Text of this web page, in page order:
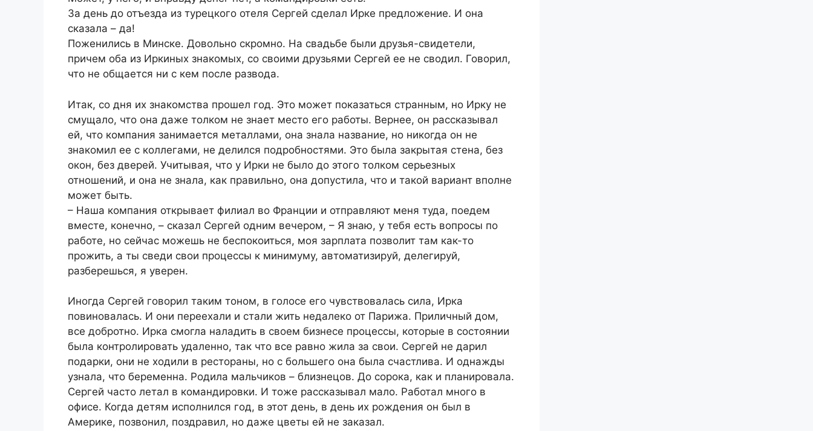
За день до отъезда из турецкого отеля Сергей сделал Ирке предложение. И она
сказала – да!
Поженились в Минске. Довольно скромно. На свадьбе были друзья-свидетели,
причем оба из Иркиных знакомых, со своими друзьями Сергей ее не сводил. Говорил,
что не общается ни с кем после развода.
Итак, со дня их знакомства прошел год. Это может показаться странным, но Ирку не
смущало, что она даже толком не знает место его работы. Вернее, он рассказывал
ей, что компания занимается металлами, она знала название, но никогда он не
знакомил ее с коллегами, не делился подробностями. Это была закрытая стена, без
окон, без дверей. Учитывая, что у Ирки не было до этого толком серьезных
отношений, и она не знала, как правильно, она допустила, что и такой вариант вполне
может быть.
– Наша компания открывает филиал во Франции и отправляют меня туда, поедем
вместе, конечно, – сказал Сергей одним вечером, – Я знаю, у тебя есть вопросы по
работе, но сейчас можешь не беспокоиться, моя зарплата позволит там как-то
прожить, а ты сведи свои процессы к минимуму, автоматизируй, делегируй,
разберешься, я уверен.
Иногда Сергей говорил таким тоном, в голосе его чувствовалась сила, Ирка
повиновалась. И они переехали и стали жить недалеко от Парижа. Приличный дом,
все добротно. Ирка смогла наладить в своем бизнесе процессы, которые в состоянии
была контролировать удаленно, так что все равно жила за свои. Сергей не дарил
подарки, они не ходили в рестораны, но с большего она была счастлива. И однажды
узнала, что беременна. Родила мальчиков – близнецов. До сорока, как и планировала.
Сергей часто летал в командировки. И тоже рассказывал мало. Работал много в
офисе. Когда детям исполнился год, в этот день, в день их рождения он был в
Америке, позвонил, поздравил, но даже цветы ей не заказал.